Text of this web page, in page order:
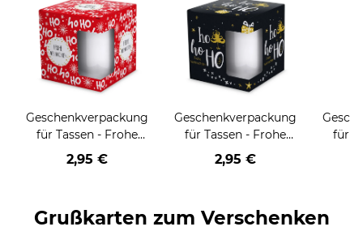
Geschenkverpackung
für Tassen - Frohe
Weihnachten - HO
HO HO - rot
2,95 €
Geschenkverpackung
für Tassen - Frohe
Weihnachten - HO
HO HO - schwarz
2,95 €
für
Grußkarten zum Verschenken